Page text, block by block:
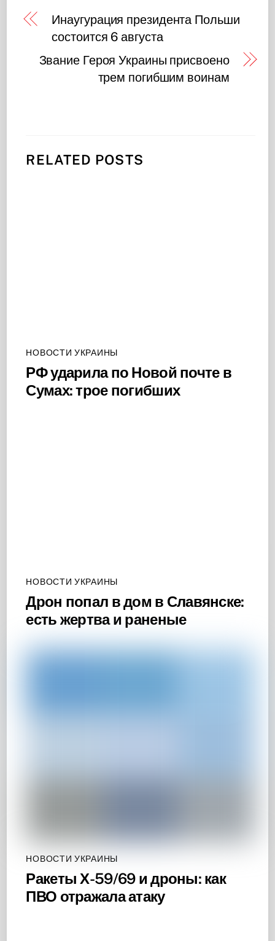
Инаугурация президента Польши
состоится 6 августа
Звание Героя Украины присвоено
трем погибшим воинам
RELATED POSTS
НОВОСТИ УКРАИНЫ
РФ ударила по Новой почте в
Сумах: трое погибших
НОВОСТИ УКРАИНЫ
Дрон попал в дом в Славянске:
есть жертва и раненые
НОВОСТИ УКРАИНЫ
Ракеты Х-59/69 и дроны: как
ПВО отражала атаку